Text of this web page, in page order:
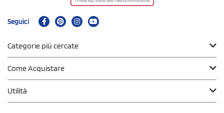
Seguici
Categorie più cercate
Come Acquistare
Utilità